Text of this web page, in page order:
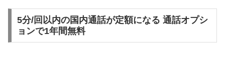
5分/回以内の国内通話が定額になる 通話オプシ
ョンで1年間無料